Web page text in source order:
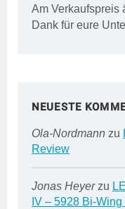
Am Verkaufspreis
Dank für eure
NEUESTE
Ola-Nordmann zu
Review
Jonas Heyerzu
IV – 5928 Bi-Wing